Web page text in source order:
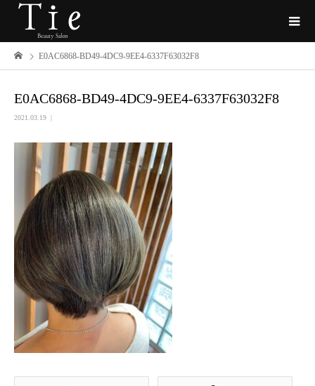
E0AC6868-BD49-4DC9-9EE4-6337F63032F8
E0AC6868-BD49-4DC9-9EE4-6337F63032F8
2021.03.19